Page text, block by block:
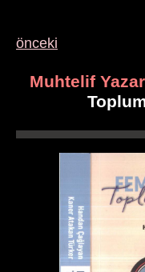
önceki
Muhtelif